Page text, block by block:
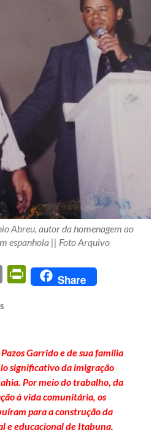
Abreu, autor da homenagem ao
espanhola || Foto Arquivo
Email PrintFriendly
Share
Garrido e de sua família
significativo da imigração
Por meio do trabalho, da
à vida comunitária, os
para a construção da
e educacional de Itabuna.